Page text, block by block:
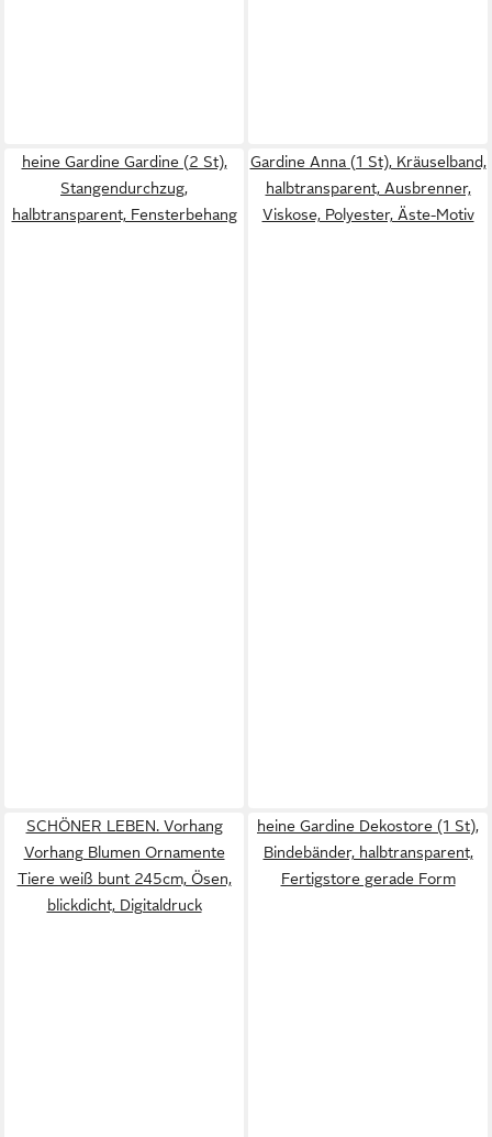
heine Gardine Gardine (2 St),
Stangendurchzug,
halbtransparent, Fensterbehang
Gardine Anna (1 St), Kräuselband,
halbtransparent, Ausbrenner,
Viskose, Polyester, Äste-Motiv
SCHÖNER LEBEN. Vorhang
Vorhang Blumen Ornamente
Tiere weiß bunt 245cm, Ösen,
blickdicht, Digitaldruck
heine Gardine Dekostore (1 St),
Bindebänder, halbtransparent,
Fertigstore gerade Form